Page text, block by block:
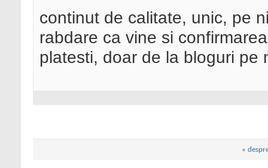
continut de calitate, unic, pe
rabdare ca vine si
platesti, doar de la bloguri pe
«